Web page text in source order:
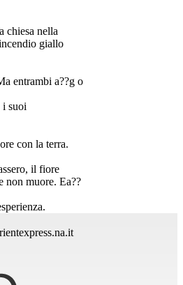
chiesa nella
giallo
entrambi a??g o
i suoi
con la terra.
il fiore
non muore. Ea??